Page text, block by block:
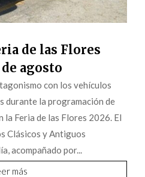
de las Flores
agosto
con los vehículos
durante la programación de
la Feria de las Flores 2026. El
Clásicos y Antiguos
acompañado por...
más